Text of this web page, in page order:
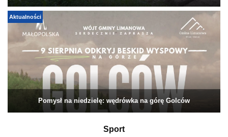
Aktualności
Pomysł na niedzielę: wędrówka na górę Golców
Sport